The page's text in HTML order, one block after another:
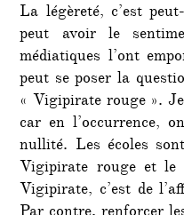
La légèreté, c’est
peut avoir le
médiatiques l’ont
peut se poser la
« Vigipirate rouge ».
car en l’occurrence,
nullité. Les écoles
Vigipirate rouge et le
Vigipirate, c’est de